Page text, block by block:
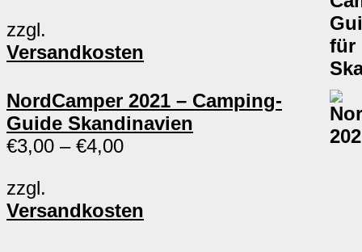
zzgl.
Versandkosten
NordCamper 2021 – Camping-
Guide Skandinavien
€3,00 – €4,00
zzgl.
Versandkosten